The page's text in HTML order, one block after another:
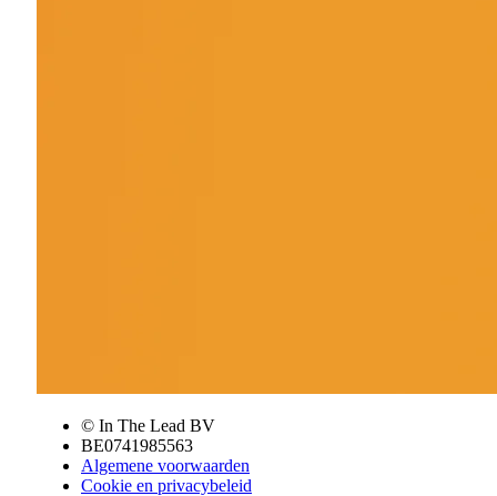
© In The Lead BV
BE0741985563
Algemene voorwaarden
Cookie en privacybeleid